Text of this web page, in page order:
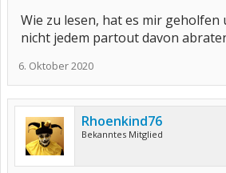
Wie zu lesen, hat es mir geholfen
nicht jedem partout davon
6. Oktober 2020
Rhoenkind76
Bekanntes Mitglied